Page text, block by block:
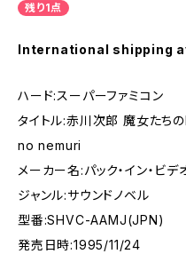
残り1点
International shipping
ハード:スーパーファミコン
タイトル:赤川次郎 魔女た
no nemuri
メーカー名:パック・イン・ビ
ジャンル:サウンドノベル
型番:SHVC-AAMJ(JPN)
発売日時:1995/11/24